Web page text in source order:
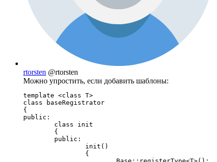
rtorsten @rtorsten
Можно упростить, если добавить шаблоны:
template <class T>
class baseRegistrator
{
public: